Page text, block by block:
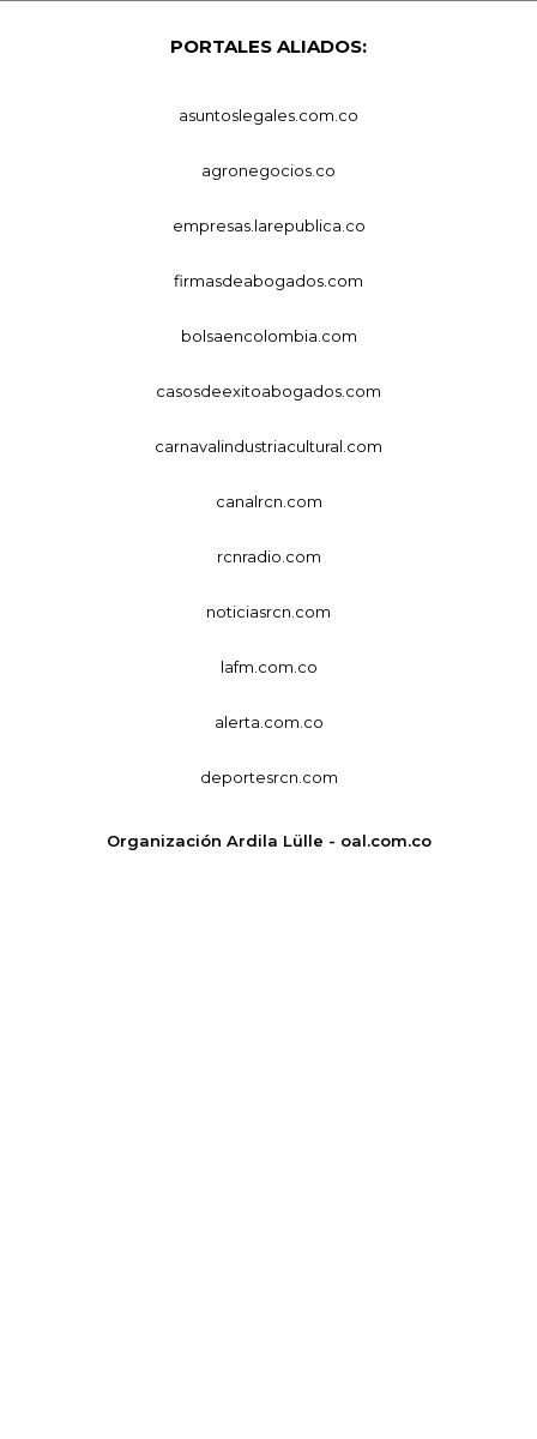
PORTALES ALIADOS:
asuntoslegales.com.co
agronegocios.co
empresas.larepublica.co
firmasdeabogados.com
bolsaencolombia.com
casosdeexitoabogados.com
carnavalindustriacultural.com
canalrcn.com
rcnradio.com
noticiasrcn.com
lafm.com.co
alerta.com.co
deportesrcn.com
Organización Ardila Lülle - oal.com.co